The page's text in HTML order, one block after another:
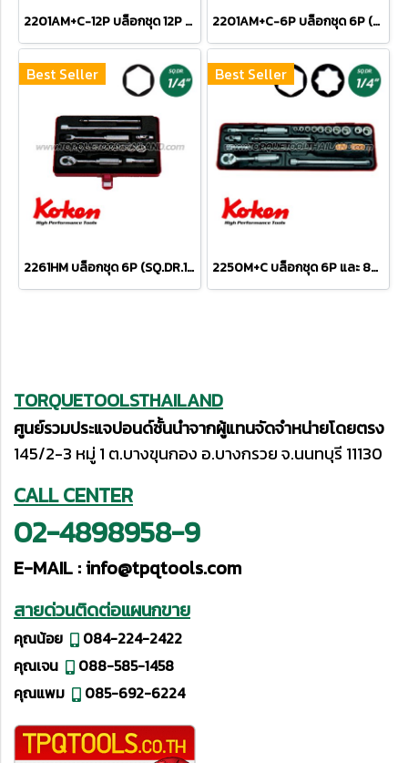
2201AM+C-12P บล็อกชุด 12P (SQ.DR.1/4") Socket Set 2201AM+C-6P บล็อกชุด 6P (SQ.DR.1/4") Socket Set
Best Seller
2261HM บล็อกชุด 6P (SQ.DR.1/4") Socket Set
Best Seller
2250M+C บล็อกชุด 6P และ 8P (SQ.DR.1/4") Socket Set
TORQUETOOLSTHAILAND
ศูนย์รวมประแจปอนด์ชั้นนำจากผู้แทนจัดจำหน่ายโดยตรง
145/2-3 หมู่ 1 ต.บางขุนกอง อ.บางกรวย จ.นนทบุรี 11130
CALL CENTER
02-4898958-9
E-MAIL :info@tpqtools.com
สายด่วนติดต่อแผนกขาย
คุณน้อย
084-224-2422
คุณเจน
088-585-1458
คุณแพม
085-692-6224